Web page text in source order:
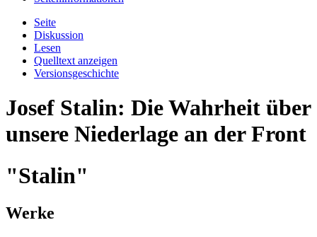
Seite
Diskussion
Lesen
Quelltext anzeigen
Versionsgeschichte
Josef Stalin: Die Wahrheit über
unsere Niederlage an der Front
"Stalin"
Werke